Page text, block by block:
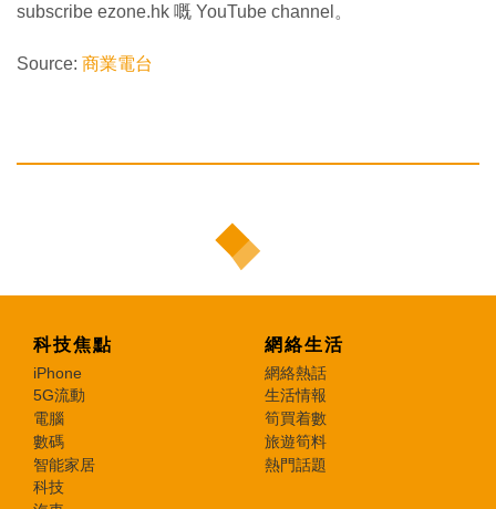
subscribe ezone.hk 嘅 YouTube channel。
Source: 商業電台
科技焦點
iPhone
5G流動
電腦
數碼
智能家居
科技
網絡生活
網絡熱話
生活情報
筍買着數
旅遊筍料
熱門話題